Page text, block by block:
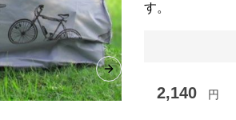
Next slide
す。
2,140 円